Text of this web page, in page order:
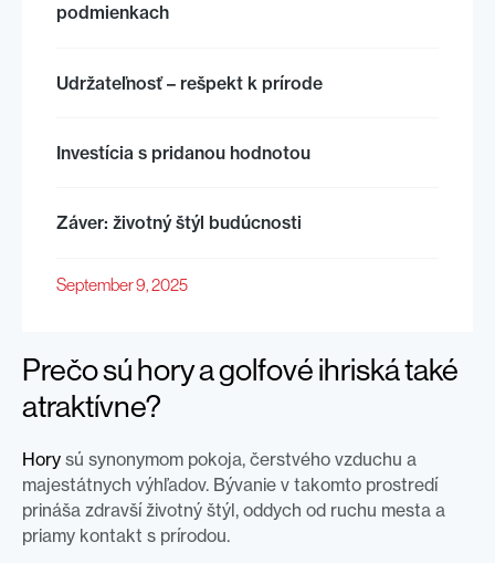
podmienkach
Udržateľnosť – rešpekt k prírode
Investícia s pridanou hodnotou
Záver: životný štýl budúcnosti
September 9, 2025
Prečo sú hory a golfové ihriská také
atraktívne?
Horysú synonymom pokoja, čerstvého vzduchu a
majestátnych výhľadov. Bývanie v takomto prostredí
prináša zdravší životný štýl, oddych od ruchu mesta a
priamy kontakt s prírodou.